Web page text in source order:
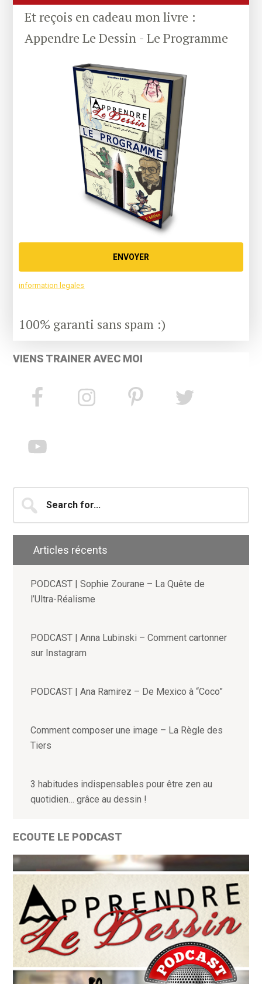
Et reçois en cadeau mon livre :
Appendre Le Dessin - Le Programme
ENVOYER
information legales
100% garanti sans spam :)
VIENS TRAINER AVEC MOI
for...
Articles récents
PODCAST | Sophie Zourane – La Quête de
l’Ultra-Réalisme
PODCAST | Anna Lubinski – Comment cartonner
sur Instagram
PODCAST | Ana Ramirez – De Mexico à “Coco”
Comment composer une image – La Règle des
Tiers
3 habitudes indispensables pour être zen au
quotidien… grâce au dessin !
ECOUTE LE PODCAST